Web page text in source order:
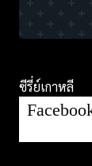
ซีรี่ย์เกาหลี